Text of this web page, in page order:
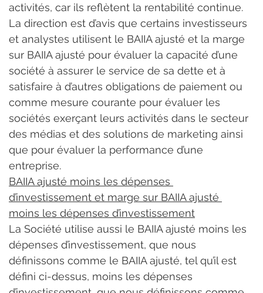
activités, car ils reflètent la rentabilité continue.
La direction est d’avis que certains investisseurs
et analystes utilisent le BAIIA ajusté et la marge
sur BAIIA ajusté pour évaluer la capacité d’une
société à assurer le service de sa dette et à
satisfaire à d’autres obligations de paiement ou
comme mesure courante pour évaluer les
sociétés exerçant leurs activités dans le secteur
des médias et des solutions de marketing ainsi
que pour évaluer la performance d’une
entreprise.
BAIIA ajusté moins les dépenses
d’investissement et marge sur BAIIA ajusté
moins les dépenses d’investissement
La Société utilise aussi le BAIIA ajusté moins les
dépenses d’investissement, que nous
définissons comme le BAIIA ajusté, tel qu’il est
défini ci-dessus, moins les dépenses